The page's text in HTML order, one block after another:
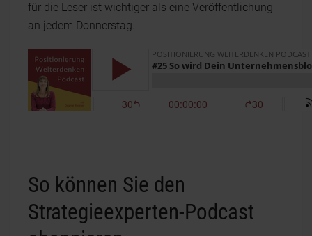
für die Leser ist wichtiger als eine Veröffentlichung
an jedem Donnerstag.
So können Sie den
Strategieexperten-Podcast